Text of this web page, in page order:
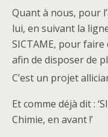
Quant à nous, pour
lui, en suivant la
SICTAME, pour
afin de disposer de
C’est un projet
Et comme déjà dit :
Chimie, en avant !’